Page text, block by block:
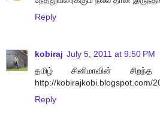
Reply
kobiraj July 5, 2011 at 9:50 PM
தமிழ் சினிமாவின்
http://kobirajkobi.blogspot.com/
Reply